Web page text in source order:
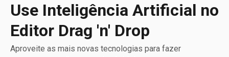
Use Inteligência Artificial no
Editor Drag 'n' Drop
Aproveite as mais novas tecnologias para fazer